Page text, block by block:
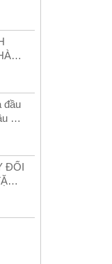
đầu
cái
ĐỐI